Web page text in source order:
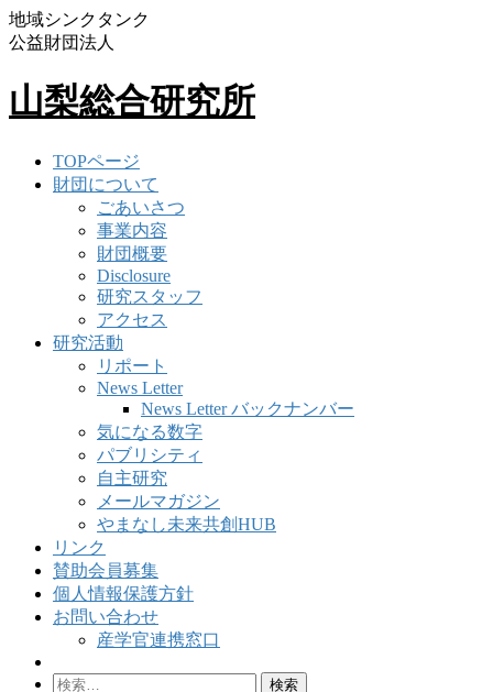
地域シンクタンク
公益財団法人
山梨総合研究所
TOPページ
財団について
ごあいさつ
事業内容
財団概要
Disclosure
研究スタッフ
アクセス
研究活動
リポート
News Letter
News Letter バックナンバー
気になる数字
パブリシティ
自主研究
メールマガジン
やまなし未来共創HUB
リンク
賛助会員募集
個人情報保護方針
お問い合わせ
産学官連携窓口
検